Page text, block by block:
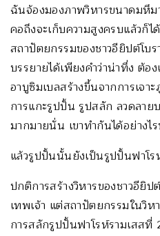
ฉันจ้องมองภาพวิหารขนาดมหึ
คอถึงจะเก็บความสูงครบแล้วก็
สถาปัตยกรรมของชาวอียิปต์โบ
บรรยายได้เพียงคำว่าน่าทึ่ง ต้อ
อาบูซิมเบลสร้างขึ้นจากการเจา
การแกะรูปปั้น รูปสลัก ลวดลายบ
มากมายนั่น เขาทำกันได้อย่างไ
แล้วรูปปั้นนั้นยังเป็นรูปปั้นฟาโ
ปกติการสร้างวิหารของชาวอียิ
เทพเจ้า แต่สถาปัตยกรรมในวิ
การสลักรูปปั้นฟาโรห์รามเสสที่